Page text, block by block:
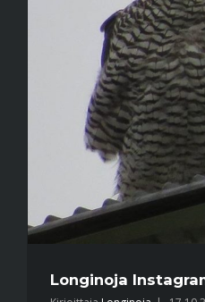
Longinoja